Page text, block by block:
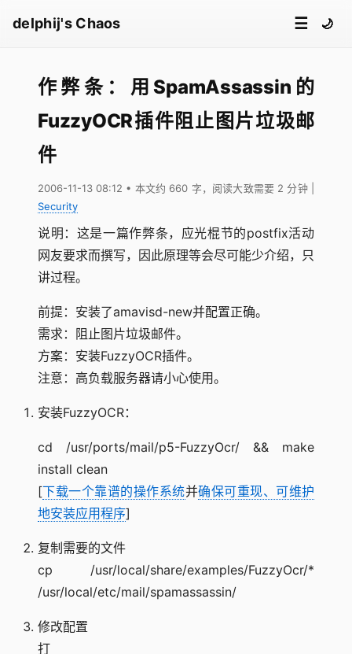
delphij's Chaos ☰ 🌙
作弊条：用SpamAssassin的
FuzzyOCR插件阻止图片垃圾邮
件
2006-11-13 08:12 • 本文约 660 字，阅读大致需要 2 分钟
Security
说明：这是一篇作弊条，应光棍节的postfix活动
网友要求而撰写，因此原理等会尽可能少介绍，只
讲过程。
前提：安装了amavisd-new并配置正确。
需求：阻止图片垃圾邮件。
方案：安装FuzzyOCR插件。
注意：高负载服务器请小心使用。
安装FuzzyOCR：
cd /usr/ports/mail/p5-FuzzyOcr/ && make
install clean
[下载一个靠谱的操作系统并确保可重现、可维护
地安装应用程序]
复制需要的文件
cp /usr/local/share/examples/FuzzyOcr/*
/usr/local/etc/mail/spamassassin/
修改配置
打